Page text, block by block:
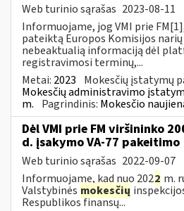
Web turinio sąrašas 2023-08-11
Informuojame, jog VMI prie
pateiktą Europos Komisijos
nebeaktualią informaciją dėl
registravimosi terminų,...
Metai: 2023 Mokesčių įstatymų
Mokesčių administravimo
m. Pagrindinis: Mokesčio
Dėl VMI prie FM viršininko
d. įsakymo VA-77 pakeitimo
Web turinio sąrašas 2022-09-07
Informuojame, kad nuo 2022 m.
Valstybinės mokesčių
Respublikos finansų...